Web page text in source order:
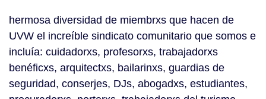
hermosa diversidad de miembrxs que hacen de
UVW el increíble sindicato comunitario que somos e
incluía: cuidadorxs, profesorxs, trabajadorxs
benéficxs, arquitectxs, bailarinxs, guardias de
seguridad, conserjes, DJs, abogadxs, estudiantes,